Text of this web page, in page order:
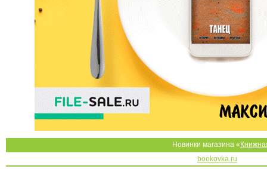
Новинки магазина «
bookovka.ru